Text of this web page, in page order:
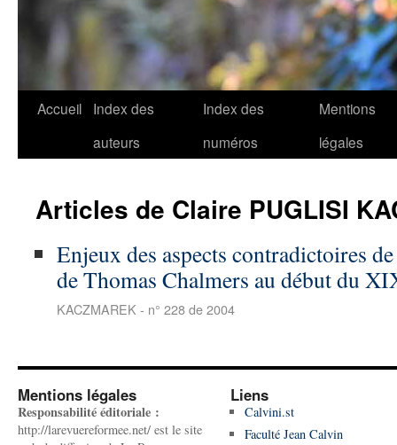
Accueil
Index des
auteurs
Index des
numéros
Mentions
légales
Articles de Claire PUGLISI
Enjeux des aspects contradictoires
de Thomas Chalmers au début du
KACZMAREK - n° 228 de 2004
Mentions légales
Responsabilité éditoriale :
http://larevuereformee.net/ est le site
Liens
Calvini.st
Faculté Jean Calvin